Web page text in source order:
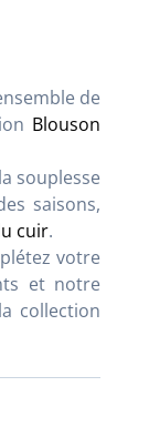
de
Blouson
souplesse
saisons,
cuir.
votre
et notre
collection